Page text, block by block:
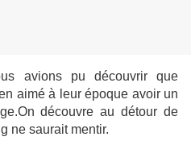
avions pu découvrir que
aimé à leur époque avoir un
découvre au détour de
ne saurait mentir.